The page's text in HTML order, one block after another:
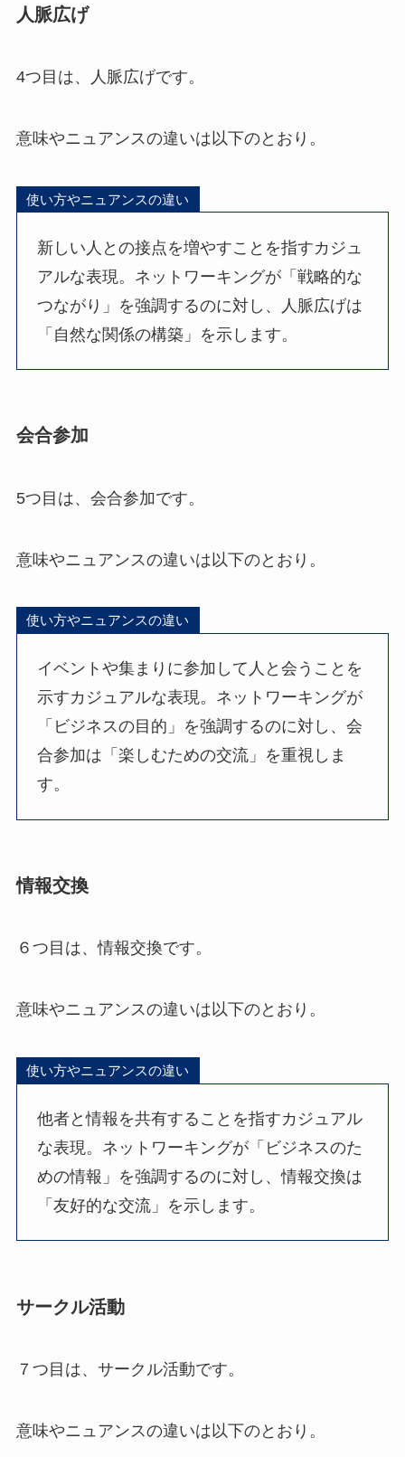
人脈広げ
4つ目は、人脈広げです。
意味やニュアンスの違いは以下のとおり。
使い方やニュアンスの違い
新しい人との接点を増やすことを指すカジュ
アルな表現。ネットワーキングが「戦略的な
つながり」を強調するのに対し、人脈広げは
「自然な関係の構築」を示します。
会合参加
5つ目は、会合参加です。
意味やニュアンスの違いは以下のとおり。
使い方やニュアンスの違い
イベントや集まりに参加して人と会うことを
示すカジュアルな表現。ネットワーキングが
「ビジネスの目的」を強調するのに対し、会
合参加は「楽しむための交流」を重視しま
す。
情報交換
６つ目は、情報交換です。
意味やニュアンスの違いは以下のとおり。
使い方やニュアンスの違い
他者と情報を共有することを指すカジュアル
な表現。ネットワーキングが「ビジネスのた
めの情報」を強調するのに対し、情報交換は
「友好的な交流」を示します。
サークル活動
７つ目は、サークル活動です。
意味やニュアンスの違いは以下のとおり。